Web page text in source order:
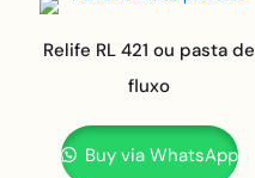
Relife RL 421 ou pasta de
fluxo
Buy via WhatsApp